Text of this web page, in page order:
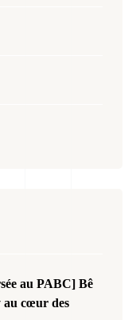
au PABC] Bê
cœur des